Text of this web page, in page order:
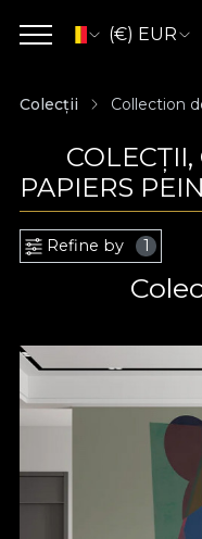
(€) EUR
Colecții Collection
PAPIERS
Refine by 1